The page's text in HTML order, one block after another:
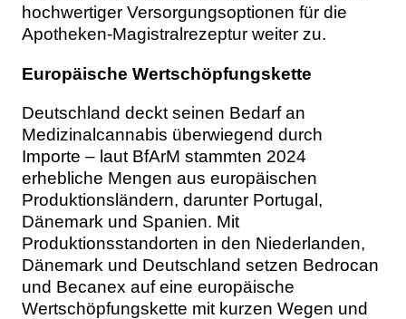
hochwertiger Versorgungsoptionen für die
Apotheken-Magistralrezeptur weiter zu.
Europäische Wertschöpfungskette
Deutschland deckt seinen Bedarf an
Medizinalcannabis überwiegend durch
Importe – laut BfArM stammten 2024
erhebliche Mengen aus europäischen
Produktionsländern, darunter Portugal,
Dänemark und Spanien. Mit
Produktionsstandorten in den Niederlanden,
Dänemark und Deutschland setzen Bedrocan
und Becanex auf eine europäische
Wertschöpfungskette mit kurzen Wegen und